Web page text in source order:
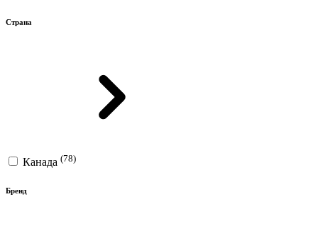
Страна
Канада (78)
Бренд